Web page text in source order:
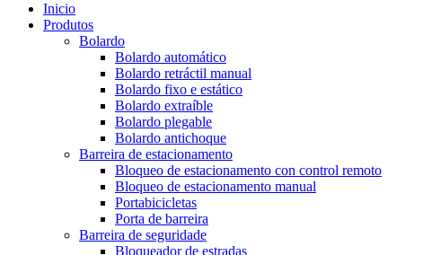
Inicio
Produtos
Bolardo
Bolardo automático
Bolardo retráctil manual
Bolardo fixo e estático
Bolardo extraíble
Bolardo plegable
Bolardo antichoque
Barreira de estacionamento
Bloqueo de estacionamento con control remoto
Bloqueo de estacionamento manual
Portabicicletas
Porta de barreira
Barreira de seguridade
Bloqueador de estradas